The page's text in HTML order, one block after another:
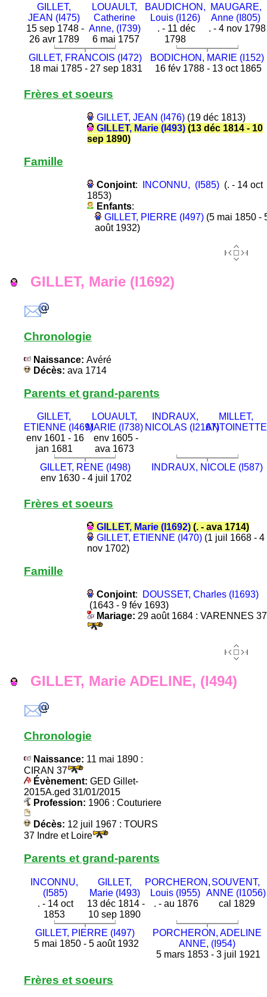
GILLET,
JEAN (I475)
15 sep 1748 -
26 avr 1789
LOUAULT,
Catherine
Anne, (I739)
6 mai 1757
BAUDICHON,
Louis (I126)
. - 11 déc
1798
MAUGARE,
Anne (I805)
. - 4 nov 1798
GILLET, FRANCOIS (I472)
18 mai 1785 - 27 sep 1831
BODICHON, MARIE (I152)
16 fév 1788 - 13 oct 1865
Frères et soeurs
GILLET, JEAN (I476)(19 déc 1813)
GILLET, Marie (I493)(13 déc 1814 - 10
sep 1890)
Famille
Conjoint: INCONNU, (I585)(. - 14 oct
1853)
Enfants:
GILLET, PIERRE (I497)(5 mai 1850 -
août 1932)
GILLET, Marie (I1692)
Chronologie
Naissance: Avéré
Décès: ava 1714
Parents et grand-parents
GILLET,
ETIENNE (I469)
env 1601 - 16
jan 1681
LOUAULT,
MARIE (I738)
env 1605 -
ava 1673
INDRAUX,
NICOLAS (I2167)
MILLET,
GILLET, RENE (I498)
env 1630 - 4 juil 1702
INDRAUX, NICOLE (I587)
Frères et soeurs
GILLET, Marie (I1692)(. - ava 1714)
GILLET, ETIENNE (I470)(1 juil 1668 - 4
nov 1702)
Famille
Conjoint:
DOUSSET, Charles (I1693)
(1643 - 9 fév 1693)
Mariage: 29 août 1684 : VARENNES 37
GILLET, Marie ADELINE, (I494)
Chronologie
Naissance: 11 mai 1890 :
CIRAN 37
Évènement: GED Gillet-
2015A.ged 31/01/2015
Profession: 1906 : Couturiere
Décès: 12 juil 1967 : TOURS
37 Indre et Loire
Parents et grand-parents
INCONNU,
(I585)
. - 14 oct
1853
GILLET,
Marie (I493)
13 déc 1814 -
10 sep 1890
PORCHERON,
Louis (I955)
. - au 1876
SOUVENT,
ANNE (I1056)
cal 1829
GILLET, PIERRE (I497)
5 mai 1850 - 5 août 1932
PORCHERON, ADELINE
ANNE, (I954)
5 mars 1853 - 3 juil 1921
Frères et soeurs